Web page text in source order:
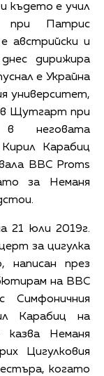
където е учил
при Патрис
австрийски и
дирижира
е Украйна
университет,
в Щутгарт при
неговата
Карабиц
BBC Proms
за Неманя
21 юли 2019г.
за цигулка
през
на BBC
Карабиц на
Неманя
Цигулковия
когато